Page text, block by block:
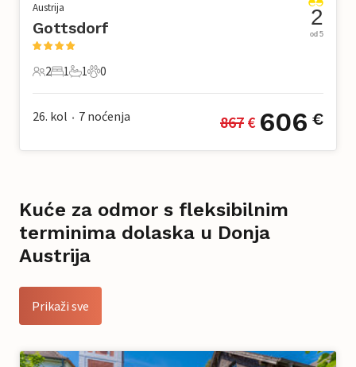
Austrija
Gottsdorf
2 Gosti
2
1 Spavaća soba
1
1 Kupaonica
1
0 Kućni ljubimac
0
2
od 5
26. kol • 7 noćenja 867 € 606 €
Kuće za odmor s fleksibilnim
terminima dolaska u Donja
Austrija
Prikaži sve